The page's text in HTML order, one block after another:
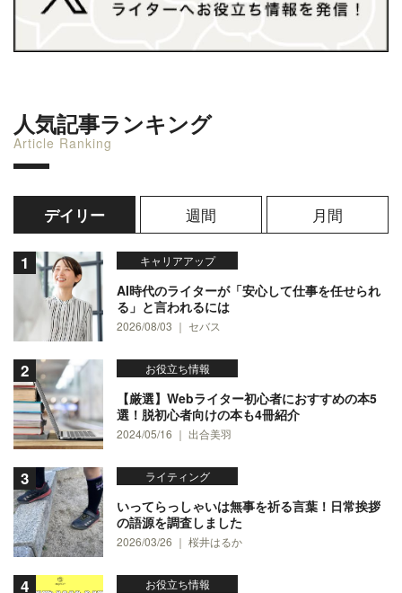
人気記事ランキング
Article Ranking
デイリー 週間 月間
キャリアアップ
AI時代のライターが「安心して仕事を任せられ
る」と言われるには
2026/08/03 ｜ セバス
お役立ち情報
【厳選】Webライター初心者におすすめの本5
選！脱初心者向けの本も4冊紹介
2024/05/16 ｜ 出合美羽
ライティング
いってらっしゃいは無事を祈る言葉！日常挨拶
の語源を調査しました
2026/03/26 ｜ 桜井はるか
お役立ち情報